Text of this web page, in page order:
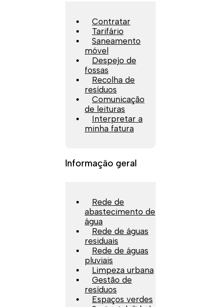
Contratar
Tarifário
Saneamento
móvel
Despejo de
fossas
Recolha de
resíduos
Comunicação
de leituras
Interpretar a
minha fatura
Informação geral
Rede de
abastecimento de
água
Rede de águas
residuais
Rede de águas
pluviais
Limpeza urbana
Gestão de
resíduos
Espaços verdes